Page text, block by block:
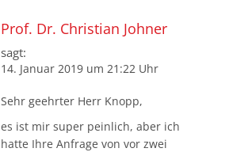
Prof. Dr. Christian Johner
sagt:
14. Januar 2019 um 21:22 Uhr
Sehr geehrter Herr Knopp,
es ist mir super peinlich, aber ich
hatte Ihre Anfrage von vor zwei